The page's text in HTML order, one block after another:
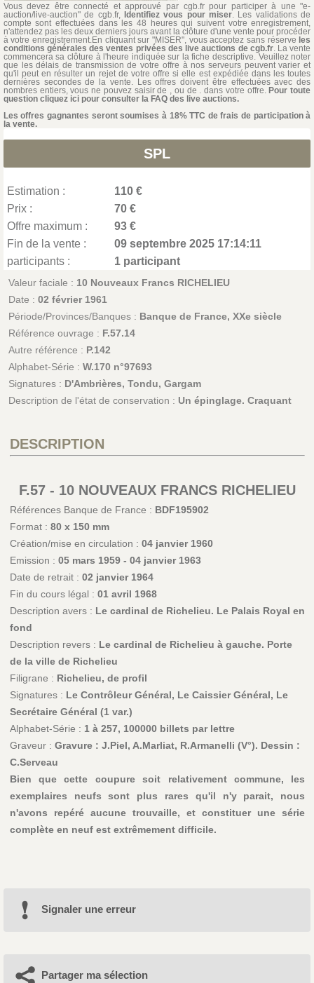
Vous devez être connecté et approuvé par cgb.fr pour participer à une "e-
auction/live-auction" de cgb.fr, Identifiez vous pour miser . Les validations de
compte sont effectuées dans les 48 heures qui suivent votre enregistrement,
n'attendez pas les deux derniers jours avant la clôture d'une vente pour procéder
à votre enregistrement.En cliquant sur "MISER", vous acceptez sans réserve les
conditions générales des ventes privées des live auctions de cgb.fr. La vente
commencera sa clôture à l'heure indiquée sur la fiche descriptive. Veuillez noter
que les délais de transmission de votre offre à nos serveurs peuvent varier et
qu'il peut en résulter un rejet de votre offre si elle est expédiée dans les toutes
dernières secondes de la vente. Les offres doivent être effectuées avec des
nombres entiers, vous ne pouvez saisir de , ou de . dans votre offre.Pour toute
question cliquez ici pour consulter la FAQ des live auctions.
Les offres gagnantes seront soumises à 18% TTC de frais de participation à
la vente.
SPL
Estimation :
110 €
Prix :
70 €
Offre maximum :
93 €
Fin de la vente :
09 septembre 2025 17:14:11
participants :
1 participant
Valeur faciale : 10 Nouveaux Francs RICHELIEU
Date : 02 février 1961
Période/Provinces/Banques : Banque de France, XXe siècle
Référence ouvrage : F.57.14
Autre référence : P.142
Alphabet-Série : W.170 n°97693
Signatures : D'Ambrières, Tondu, Gargam
Description de l'état de conservation : Un épinglage. Craquant
DESCRIPTION
F.57 - 10 NOUVEAUX FRANCS RICHELIEU
Références Banque de France : BDF195902
Format : 80 x 150 mm
Création/mise en circulation : 04 janvier 1960
Emission : 05 mars 1959 - 04 janvier 1963
Date de retrait : 02 janvier 1964
Fin du cours légal : 01 avril 1968
Description avers : Le cardinal de Richelieu. Le Palais Royal en
fond
Description revers : Le cardinal de Richelieu à gauche. Porte
de la ville de Richelieu
Filigrane : Richelieu, de profil
Signatures : Le Contrôleur Général, Le Caissier Général, Le
Secrétaire Général (1 var.)
Alphabet-Série : 1 à 257, 100000 billets par lettre
Graveur : Gravure : J.Piel, A.Marliat, R.Armanelli (V°). Dessin :
C.Serveau
Bien que cette coupure soit relativement commune, les
exemplaires neufs sont plus rares qu'il n'y parait, nous
n'avons repéré aucune trouvaille, et constituer une série
complète en neuf est extrêmement difficile.
Signaler une erreur
Partager ma sélection